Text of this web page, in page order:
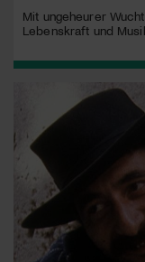
Mit ungeheurer
Lebenskraft und